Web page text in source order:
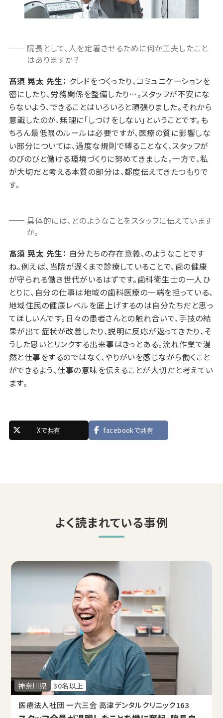
院長として、人を定着させるために何か工夫したこと
はありますか？
髙須 晃太 先生： クレドをつくったり、コミュニケーションを
密にしたり、労務関係を整備したり…。スタッフが不安にな
らないよう、できることはいろいろと頑張りました。それから
意識したのが、無理に「しつけをしない」ということです。も
ちろん最低限のルールは必要ですが、医療の質に影響しな
い部分については、過度な規則で縛ることなく、スタッフが
のびのびと働ける環境づくりに努めてきました。一方で、私
が大切だと考える本質の部分は、都度伝えてきたつもりで
す。
具体的には、どのようなことをスタッフに伝えています
か。
髙須 晃太 先生： 自分たちの存在意義、のようなことです
ね。例えば、当院が遅くまで診療していることで、歯の健康
が守られる働き世代がいるはずです。歯科衛生士の一人ひ
とりに、自分の仕事は地域の歯科医療の一端を担っている、
地域住民の健康レベルを底上げするのは自分たちだと思っ
てほしいんです。日々の患者さんとの触れ合いで、手技の結
果が出て症状が改善したり、説明に反応が返ってきたり、そ
うした思いとリンクする出来事はきっとある。流れ作業で漫
然と仕事をするのではなく、やりがいを感じながら働くこと
ができるよう、仕事の意味を伝えることが大切だと考えてい
ます。
Xで共有 facebookで共有
よく読まれている事例
神奈川県 30名以上
医療法人社団 一六三会 高津デンタルクリニック163